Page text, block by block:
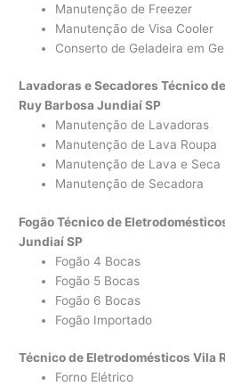
Manutenção de Freezer
Manutenção de Visa Cooler
Conserto de Geladeira em
Lavadoras e Secadores Técnico
Ruy Barbosa Jundiaí SP
Manutenção de Lavadoras
Manutenção de Lava Roupa
Manutenção de Lava e Seca
Manutenção de Secadora
Fogão Técnico de
Jundiaí SP
Fogão 4 Bocas
Fogão 5 Bocas
Fogão 6 Bocas
Fogão Importado
Técnico de Eletrodomésticos Vila
Forno Elétrico